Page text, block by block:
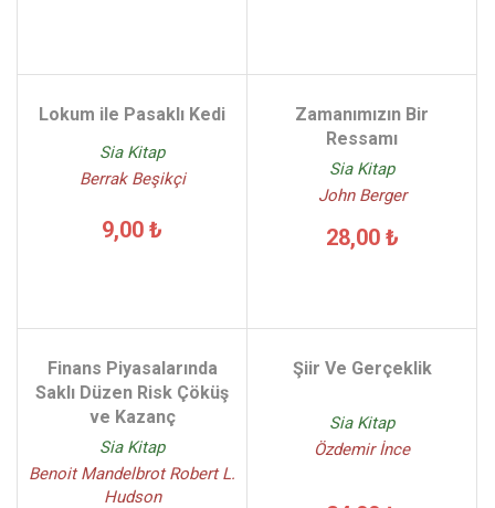
Lokum ile Pasaklı Kedi
Sia Kitap
Berrak Beşikçi
9,00 ₺
Zamanımızın Bir
Ressamı
Sia Kitap
John Berger
28,00 ₺
Finans Piyasalarında
Saklı Düzen Risk Çöküş
ve Kazanç
Sia Kitap
Benoit Mandelbrot Robert L.
Hudson
Şiir Ve Gerçeklik
Sia Kitap
Özdemir İnce